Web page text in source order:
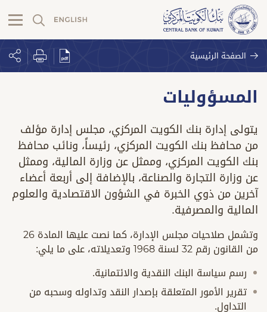
الصفحة الرئيسية
المسؤوليات
يتولى إدارة بنك الكويت المركزي، مجلس إدارة مؤلف
من محافظ بنك الكويت المركزي، رئيساً، ونائب محافظ
بنك الكويت المركزي، وممثل عن وزارة المالية، وممثل
عن وزارة التجارة والصناعة، بالإضافة إلى أربعة أعضاء
آخرين من ذوي الخبرة في الشؤون الاقتصادية والعلوم
المالية والمصرفية.
وتشمل صلاحيات مجلس الإدارة، كما نصت عليها المادة 26
من القانون رقم 32 لسنة 1968 وتعديلاته، على ما يلي:
رسم سياسة البنك النقدية والائتمانية.
تقرير الأمور المتعلقة بإصدار النقد وتداوله وسحبه من
التداول.